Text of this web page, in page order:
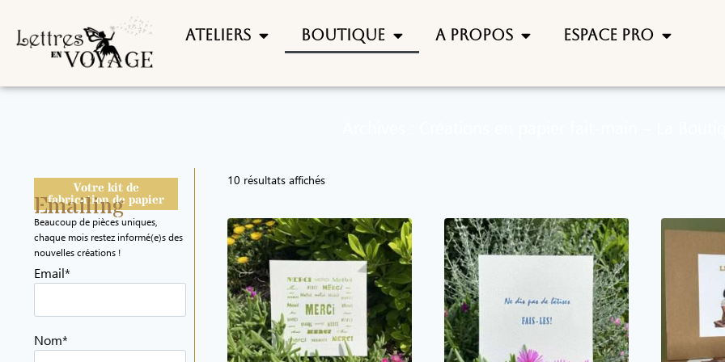
Ateliers Boutique A propos Espace pro
Votre kit de
fabrication de papier
Emailing
Beaucoup de pièces uniques,
chaque mois restez informé(e)s des
nouvelles créations !
Email*
Nom*
10 résultats affichés